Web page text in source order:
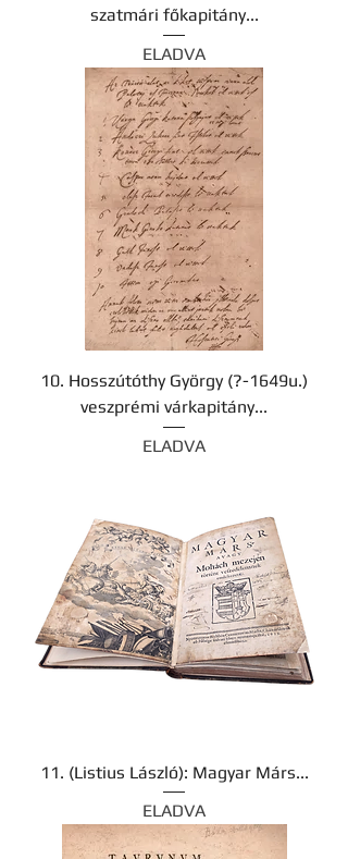
szatmári főkapitány...
ELADVA
10. Hosszútóthy György (?-1649u.)
veszprémi várkapitány...
ELADVA
11. (Listius László): Magyar Márs...
ELADVA